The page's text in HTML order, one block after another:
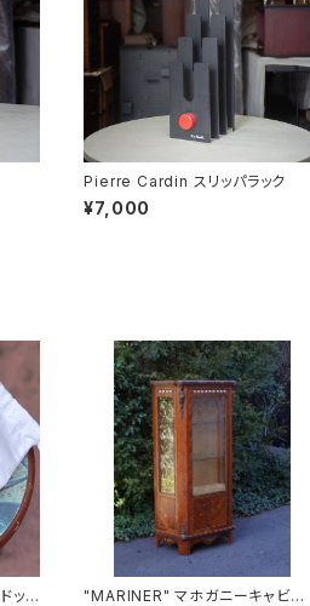
Pierre Cardin スリッパラック
¥7,000
ッ
"MARINER" マホガニーキャビネッ